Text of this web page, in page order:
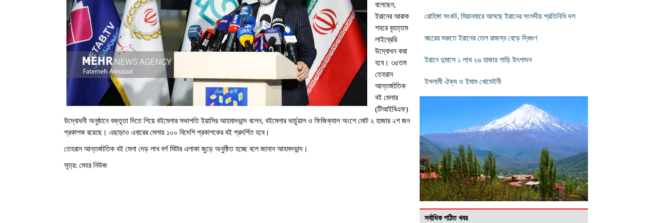
বলেছেন,
ইরানের আরাক
শহরে বৃহত্তম
লাইব্রেরি
উদ্বোধন করা
হবে। ৩৫তম
তেহরান
আন্তর্জাতিক
বই মেলার
(টিআইবিএফ)
উদ্বোধনী অনুষ্ঠানে বক্তৃতা দিতে গিয়ে বইমেলার সভাপতি ইয়াসির আহমাদভান্দ বলেন, বইমেলার ভার্চুয়াল ও ফিজিক্যাল অংশে মোট ২ হাজার ২শ জন
প্রকাশক রয়েছে। এছাড়াও এবারের মেলায় ১০০ বিদেশি প্রকাশকের বই প্রদর্শিত হবে।
তেহরান আন্তর্জাতিক বই মেলা দেড় লাখ বর্গ মিটার এলাকা জুড়ে অনুষ্ঠিত হচ্ছে বলে জানান আহমদভান্দ।
সূত্র: মেহর নিউজ
রোহিঙ্গা সংকট, মিয়ানমারে আসছে ইরানের সংসদীয় প্রতিনিধি দল
বছরের শুরুতে ইরানের তেল রাজস্ব বেড়ে দ্বিগুণ
ইরানে দুমাসে ১ লাখ ২৬ হাজার গাড়ি উৎপাদন
ইসলামী ঐক্য ও ইমাম খোমেইনী
সর্বাধিক পঠিত খবর